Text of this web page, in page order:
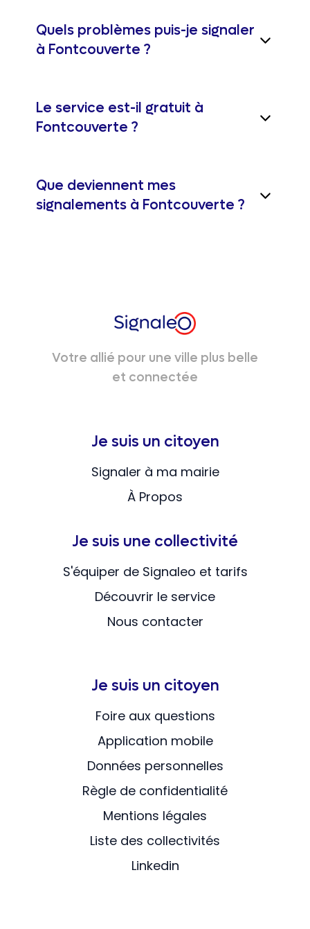
Quels problèmes puis-je signaler
à Fontcouverte ?
Le service est-il gratuit à
Fontcouverte ?
Que deviennent mes
signalements à Fontcouverte ?
Votre allié pour une ville plus belle
et connectée
Je suis un citoyen
Signaler à ma mairie
À Propos
Je suis une collectivité
S'équiper de Signaleo et tarifs
Découvrir le service
Nous contacter
Je suis un citoyen
Foire aux questions
Application mobile
Données personnelles
Règle de confidentialité
Mentions légales
Liste des collectivités
Linkedin